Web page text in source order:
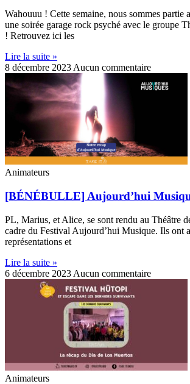
Wahouuu ! Cette semaine, nous sommes partie
une soirée garage rock psyché avec le groupe
! Retrouvez ici les
Lire la suite »
8 décembre 2023Aucun commentaire
Animateurs
[BÉNÉBULLE] Aujourd’hui
PL, Marius, et Alice, se sont rendu au Théâtre
cadre du Festival Aujourd’hui Musique. Ils ont
représentations et
Lire la suite »
6 décembre 2023 Aucun commentaire
Animateurs